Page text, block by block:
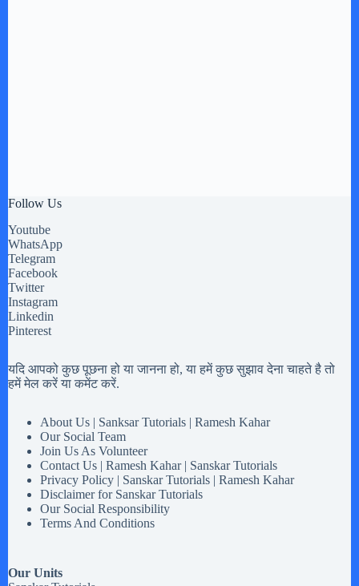
Follow Us
Youtube
WhatsApp
Telegram
Facebook
Twitter
Instagram
Linkedin
Pinterest
यदि आपको कुछ पूछना हो या जानना हो, या हमें कुछ सुझाव देना चाहते है तो
हमें मेल करें या कमेंट करें.
About Us | Sanksar Tutorials | Ramesh Kahar
Our Social Team
Join Us As Volunteer
Contact Us | Ramesh Kahar | Sanskar Tutorials
Privacy Policy | Sanskar Tutorials | Ramesh Kahar
Disclaimer for Sanskar Tutorials
Our Social Responsibility
Terms And Conditions
Our Units